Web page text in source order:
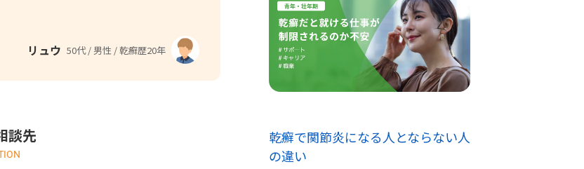
リュウ 50代 / 男性 / 乾癬歴20年
談先
乾癬で関節炎になる人とならない人
の違い